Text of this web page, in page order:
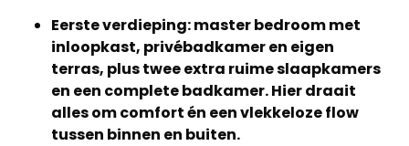
Eerste verdieping: master bedroom met
inloopkast, privébadkamer en eigen
terras, plus twee extra ruime slaapkamers
en een complete badkamer. Hier draait
alles om comfort én een vlekkeloze flow
tussen binnen en buiten.